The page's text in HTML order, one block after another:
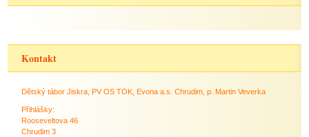
Kontakt
Dětský tábor Jiskra, PV OS TOK, Evona a.s. Chrudim, p. Martin Veverka
Přihlášky:
Rooseveltova 46
Chrudim 3